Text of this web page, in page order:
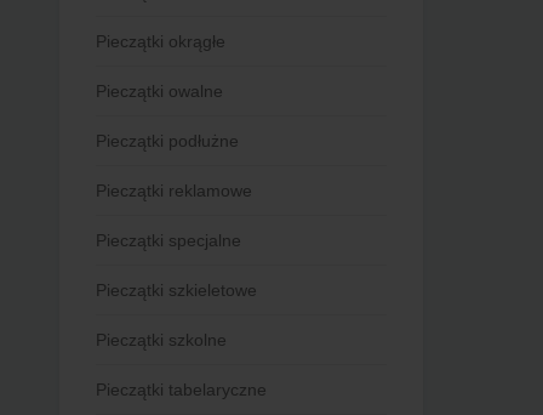
Pieczątki okrągłe
Pieczątki owalne
Pieczątki podłużne
Pieczątki reklamowe
Pieczątki specjalne
Pieczątki szkieletowe
Pieczątki szkolne
Pieczątki tabelaryczne